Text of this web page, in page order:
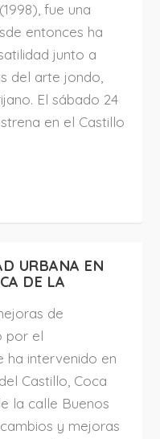
fue una
entonces ha
junto a
del arte jondo,
El sábado 24
en el Castillo
URBANA EN
DE LA
de
por el
ha intervenido en
Castillo, Coca
la calle Buenos
y mejoras